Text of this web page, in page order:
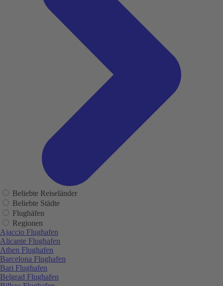
Beliebte Reiseländer
Beliebte Städte
Flughäfen
Regionen
Ajaccio Flughafen
Alicante Flughafen
Athen Flughafen
Barcelona Flughafen
Bari Flughafen
Belgrad Flughafen